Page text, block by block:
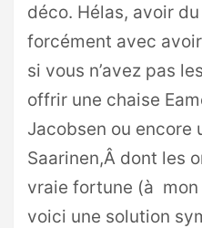
déco. Hélas, avoir
forcément avec
si vous n’avez pas
offrir une chaise
Jacobsen ou encore
Saarinen,Â dont les
vraie fortune (à
voici une solution